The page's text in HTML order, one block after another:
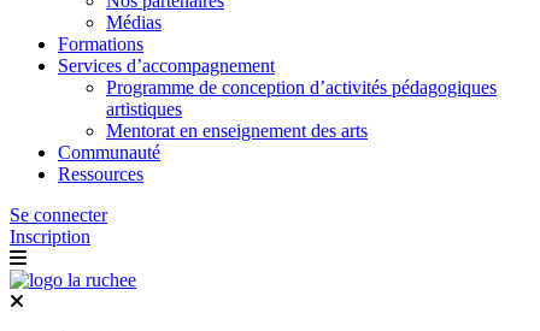
Médias
Formations
Services d’accompagnement
Programme de conception d’activités pédagogiques
artistiques
Mentorat en enseignement des arts
Communauté
Ressources
Se connecter
Inscription